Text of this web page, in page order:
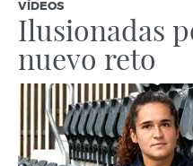
VÍDEOS
Ilusionadas
nuevo reto